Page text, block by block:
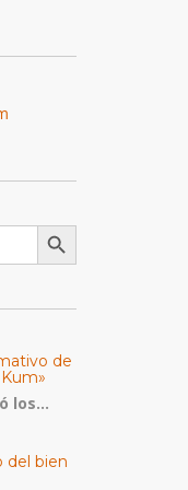
Botón de búsqueda
de
los...
del bien